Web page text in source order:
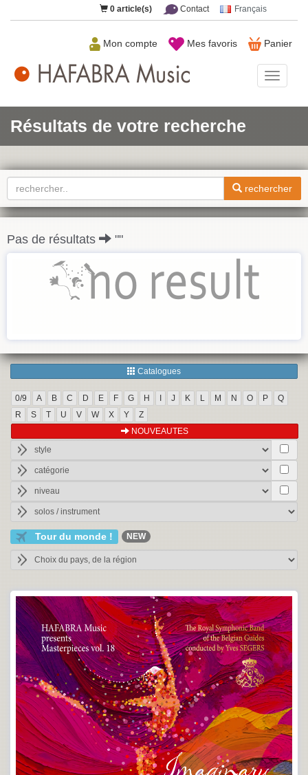
0 article(s) Contact Français
Panier
Mes favoris
Mon compte
Music
Résultats de votre recherche
rechercher
Pas de résultats ""
Catalogues
0/9 A B C D E F G H I J K L M N O P
Q
R
S T U V W X Y
Z
NOUVEAUTES
Tour du monde ! NEW